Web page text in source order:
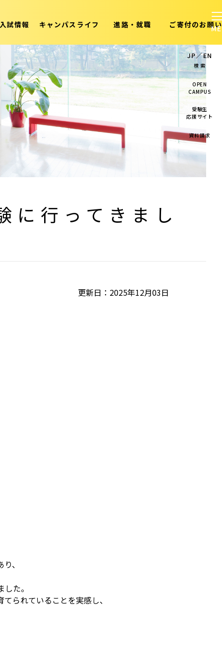
入試情報 キャンパスライフ 進路・就職 ご寄付のお願い
に行ってきまし
更新日：2025年12月03日
、
た。
られていることを実感し、
JP／EN
検 索
OPEN
CAMPUS
受験生
応援サイト
資料請求